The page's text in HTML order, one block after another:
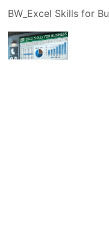
BW_Excel Skills for